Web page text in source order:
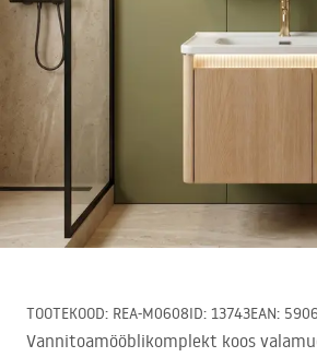
TOOTEKOOD: REA-M0608ID: 13743EAN:
Vannitoamööblikomplekt koos